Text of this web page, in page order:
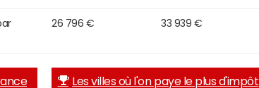
26 796 € 33 939 €
Les villes où l'on paye le plus d'impôt